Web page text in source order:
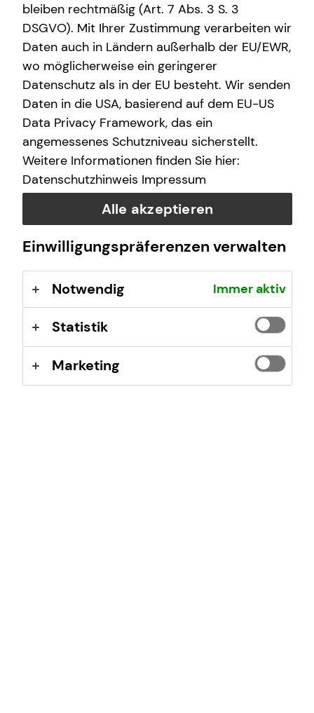
Dienstag 10:00 - 20:00 Uhr
Mittwoch 10:00 - 20:00 Uhr
Donnerstag 10:00 - 20:00 Uhr
Freitag 10:00 - 20:00 Uhr
Samstag 10:00 - 13:00 Uhr
Selbstverständlich sind auch Termine außerhalb
Kontaktformular
bleiben rechtmäßig (Art. 7 Abs. 3 S. 3
DSGVO). Mit Ihrer Zustimmung verarbeiten wir
Daten auch in Ländern außerhalb der EU/EWR,
wo möglicherweise ein geringerer
Datenschutz als in der EU besteht. Wir senden
Daten in die USA, basierend auf dem EU-US
Data Privacy Framework, das ein
angemessenes Schutzniveau sicherstellt.
Weitere Informationen finden Sie hier:
Datenschutzhinweis Impressum
Alle akzeptieren
Einwilligungspräferenzen verwalten
Notwendig Immer aktiv
Statistik
Marketing